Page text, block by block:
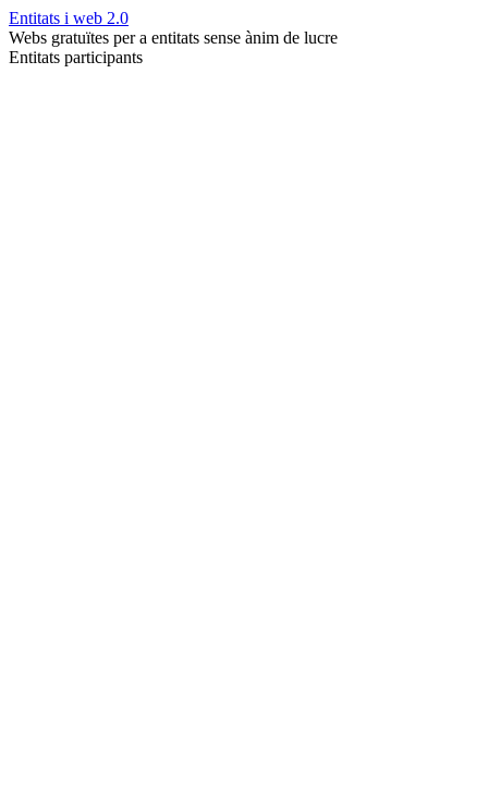
Entitats i web 2.0
Webs gratuïtes per a entitats sense ànim de lucre
Entitats participants